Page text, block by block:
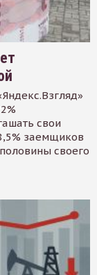
свои
заемщиков
своего